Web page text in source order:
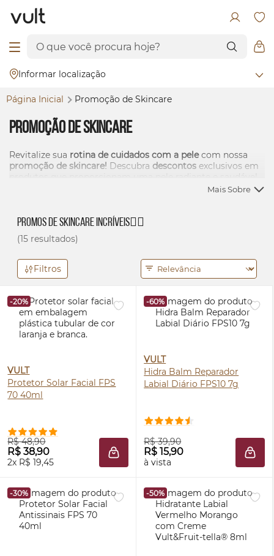
Informar localização
Página Inicial Promoção de Skincare
Promoção deSkincare
Revitalize sua rotina de cuidados com a pelecom nossa
promoção deskincare! Descubradescontosexclusivos em
produtos que proporcionam uma pele radiante e saudável.
Mime-se com ofertas especiais em cuidados faciais,
tudo para casa!
Mais Sobre
Promos deSkincareIncríveis💆‍♀️
(15 resultados)
Filtros
-20%
VULT
Protetor Solar Facial FPS
70 40ml
R$ 48,90
R$ 38,90
2x R$ 19,45 ADICIONAR À SACOLA
-60%
VULT
Hidra Balm Reparador
Labial Diário FPS10 7g
R$ 39,90
R$ 15,90
à vista
-30% -50%